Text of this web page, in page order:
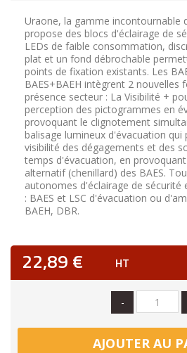
Uraone, la gamme incontournable
propose des blocs d'éclairage de
LEDs de faible consommation,
plat et un fond débrochable
points de fixation existants. Les
BAES+BAEH intègrent 2 nouvelles
présence secteur : La Visibilité +
perception des pictogrammes en
provoquant le clignotement
balisage lumineux d'évacuation
visibilité des dégagements et des
temps d'évacuation, en
alternatif (chenillard) des BAES.
autonomes d'éclairage de sécurité
: BAES et LSC d'évacuation ou
BAEH, DBR.
22,89 € HT
-
AJOUTER AU